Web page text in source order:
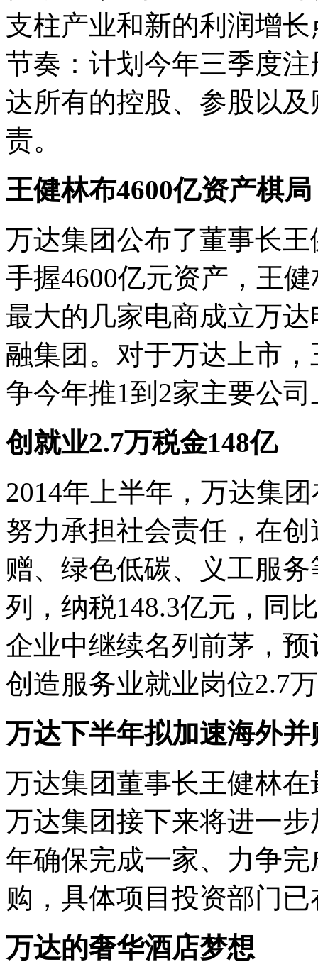
支柱产业和新的利润增长
节奏：计划今年三季度
达所有的控股、参股以
责。
王健林布4600亿资产棋局
万达集团公布了董事长
手握4600亿元资产，王
最大的几家电商成立万
融集团。对于万达上市
争今年推1到2家主要公
创就业2.7万税金148亿
2014年上半年，万达集
努力承担社会责任，在
赠、绿色低碳、义工服
列，纳税148.3亿元，同
企业中继续名列前茅，
创造服务业就业岗位2.7
万达下半年拟加速海外并
万达集团董事长王健林
万达集团接下来将进一
年确保完成一家、力争
购，具体项目投资部门
万达的奢华酒店梦想